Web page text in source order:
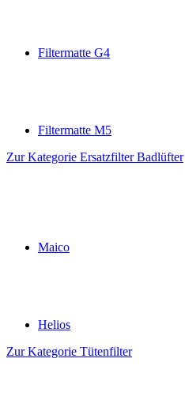
Filtermatte G4
Filtermatte M5
Zur Kategorie Ersatzfilter Badlüfter
Maico
Helios
Zur Kategorie Tütenfilter